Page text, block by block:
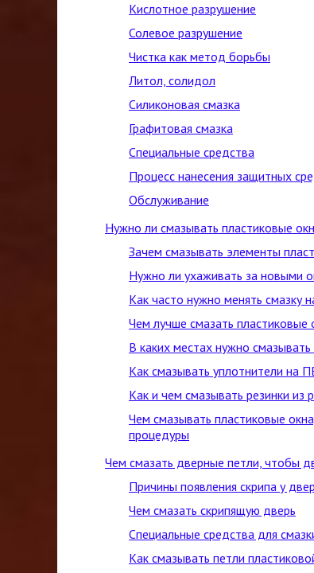
Кислотное разрушение
Солевое разрушение
Чистка как метод борьбы
Литол, солидол
Силиконовая смазка
Графитовая смазка
Специальные средства
Процесс нанесения защитных
Обслуживание
Нужно ли смазывать пластиковые
Зачем смазывать элементы
Нужно ли ухаживать за новыми
Как часто нужно менять смазку
Чем лучше смазать пластиковые
В каких местах нужно
Как смазывать уплотнители на
Как и чем смазывать резинки из
Чем смазывать пластиковые
процедуры
Чем смазать дверные петли, чтобы
Причины появления скрипа у
Чем смазать скрипящую дверь
Специальные средства для
Как смазывать петли